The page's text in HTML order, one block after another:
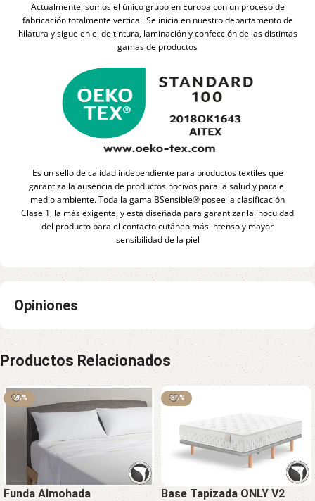
Actualmente, somos el único grupo en Europa con un proceso de
fabricación totalmente vertical. Se inicia en nuestro departamento de
hilatura y sigue en el de tintura, laminación y confección de las distintas
gamas de productos
Es un sello de calidad independiente para productos textiles que
garantiza la ausencia de productos nocivos para la salud y para el
medio ambiente. Toda la gama BSensible® posee la clasificación
Clase 1, la más exigente, y está diseñada para garantizar la inocuidad
del producto para el contacto cutáneo más intenso y mayor
sensibilidad de la piel
Opiniones
Productos Relacionados
-20%
Funda Almohada
-30%
Base Tapizada ONLY V2